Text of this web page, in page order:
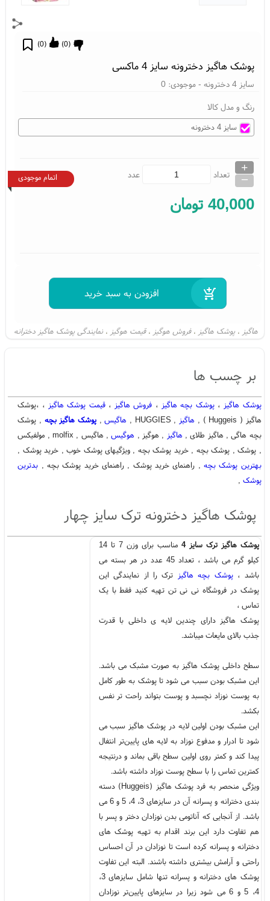
پوشک هاگیز دخترونه سایز 4 ماکسی
(
0
) (
0
)
سایز 4 دخترونه - موجودی:0
رنگ و مدل کالا
سایز 4 دخترونه
تعداد
+
_ عدد اتمام موجودی
40,000 تومان
هاگیز ، پوشک هاگیز ، فروش هوگیز ، قیمت هوگیز ، نمایندگی پوشک هاگیز دخترانه
بر چسب ها
پوشک هاگیز ،پوشک بچه هاگیز ، فروش هاگیز ، قیمت پوشک هاگیز، ،پوشک
هاگیز ( Huggeis ) ,
هاگیز , HUGGIES , هاگیس, پوشک هاگیز بچه , پوشک
بچه هاگی , هاگیز طلای , هاگیز , هوگیز , هوگیس
, هاگیس , molfix , مولفیکس
, پوشک , پوشک بچه , خرید پوشک بچه , ویژگیهای پوشک خوب , خرید پوشک ,
بهترین پوشک بچه , راهنمای خرید پوشک , راهنمای خرید پوشک بچه , بدترین
پوشک ,
پوشک هاگیز دخترونه ترک سایز چهار
پوشک هاگیز ترک سایز 4
مناسب برای وزن 7 تا 14
کیلو گرم می باشد ، تعداد 45 عدد در هر بسته می
باشد ،پوشک بچه هاگیز ترک را از نمایندگی این
پوشک در فروشگاه نی نی تن تهیه کنید فقط با یک
تماس ،
پوشک هاگیز دارای چندین لایه ی داخلی با قدرت
جذب بالای مایعات میباشد.
سطح داخلی پوشک هاگیز به صورت مشبک می باشد.
این مشبک بودن سبب می شود تا پوشک به طور کامل
به پوست نوزاد نچسبد و پوست بتواند راحت تر نفس
بکشد.
این مشبک بودن اولین لایه در پوشک هاگیز سبب می
شود تا ادرار و مدفوع نوزاد به لایه های پایین‌تر انتفال
پیدا کند و کمتر روی اولین سطح باقی بماند و درنتیجه
کمترین تماس را با سطح پوست نوزاد داشته باشد.
ویژگی منحصر به فرد پوشک هاگیز (Huggeis) دسته
بندی دخترانه و پسرانه آن در سایزهای 3، 4، 5 و 6 می
باشد. از آنجایی که آناتومی بدن نوزادان دختر و پسر با
هم تفاوت دارد این برند اقدام به تهیه پوشک های
دخترانه و پسرانه کرده است تا نوزادان در آن احساس
راحتی و آرامش بیشتری داشته باشند. البته این تفاوت
پوشک های دخترانه و پسرانه تنها شامل سایزهای 3،
4، 5 و 6 می شود زیرا در سایزهای پایین‌تر نوزادان